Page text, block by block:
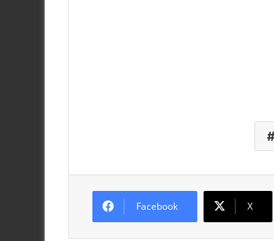
Facebook X